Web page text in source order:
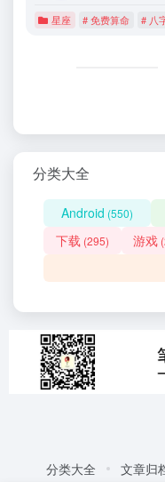
星座 # 免费算命 # 八
分类大全
Android (550)
下载 (295) 游戏
分类大全 文章归